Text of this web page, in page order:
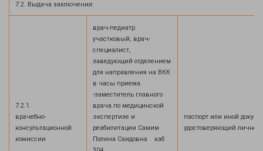
7.2. Выдача заключения:
7.2.1.
врачебно-
консультационной
комиссии
врач-педиатр
участковый, врач-
специалист,
заведующий отделением
для направления на ВКК
в часы приема.
-заместитель главного
врача по медицинской
экспертизе и
реабилитации Самим
Полина Саидовна каб
паспорт или иной
удостоверяющий